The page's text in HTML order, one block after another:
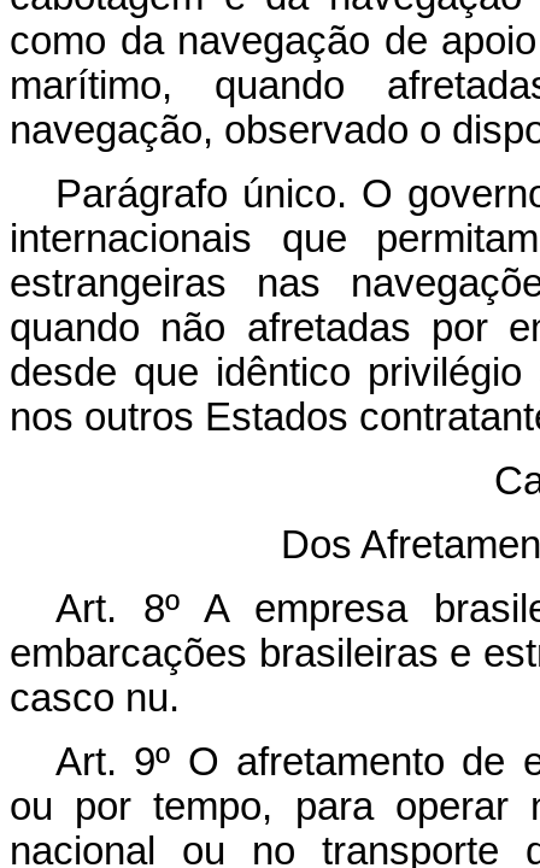
como da navegação de
marítimo, quando
navegação, observado o
Parágrafo único. O
internacionais que
estrangeiras nas
quando não afretadas por
desde que idêntico
nos outros Estados
Dos
Art. 8º A empresa
embarcações brasileiras e
casco nu.
Art. 9º O afretamento de
ou por tempo, para operar
nacional ou no transporte